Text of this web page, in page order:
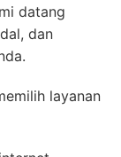
datang
dan
layanan